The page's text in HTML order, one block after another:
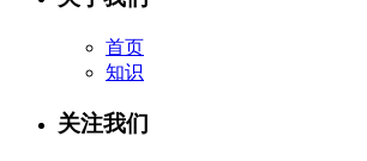
首页
知识
关注我们